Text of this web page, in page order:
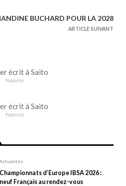
BUCHARD POUR LA 2028
ARTICLE SUIVANT
Publicité
Publicité
Actualités
Championnats d’Europe IBSA 2026 :
neuf Français au rendez-vous